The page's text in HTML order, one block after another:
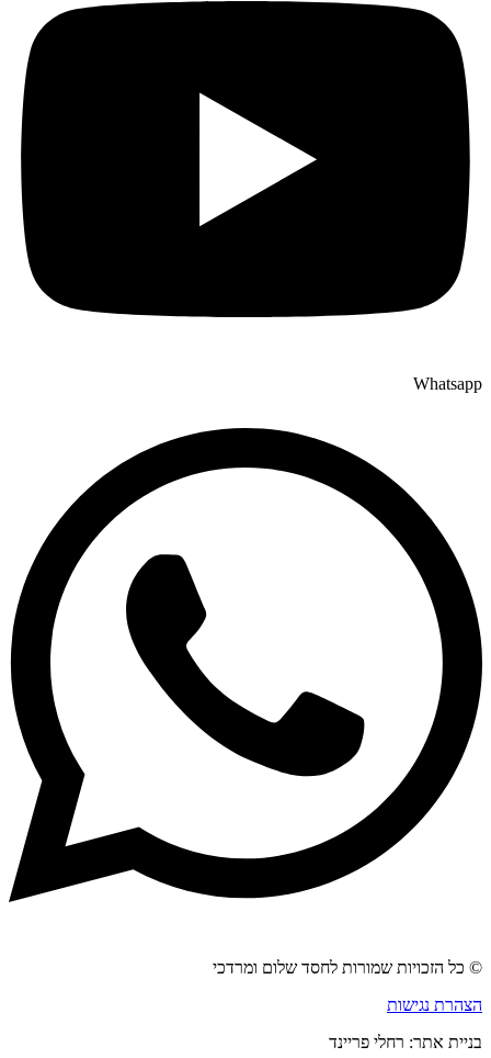
Whatsapp
© כל הזכויות שמורות לחסד שלום ומרדכי
הצהרת נגישות
בניית אתר: רחלי פריינד